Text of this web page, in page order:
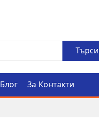
Търси
Блог За Контакти